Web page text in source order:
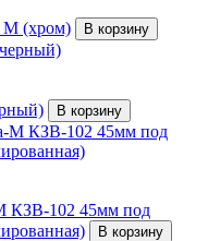
М (хром)
В корзину
В корзину
КЗВ-102 45мм под
В корзину